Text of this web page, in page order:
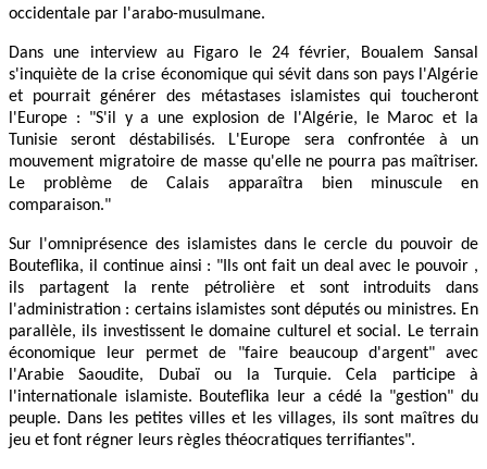
occidentale par l'arabo-musulmane.
Dans une interview au Figaro le 24 février, Boualem Sansal
s'inquiète de la crise économique qui sévit dans son pays l'Algérie
et pourrait générer des métastases islamistes qui toucheront
l'Europe : "S'il y a une explosion de l'Algérie, le Maroc et la
Tunisie seront déstabilisés. L'Europe sera confrontée à un
mouvement migratoire de masse qu'elle ne pourra pas maîtriser.
Le problème de Calais apparaîtra bien minuscule en
comparaison."
Sur l'omniprésence des islamistes dans le cercle du pouvoir de
Bouteflika, il continue ainsi : "Ils ont fait un deal avec le pouvoir ,
ils partagent la rente pétrolière et sont introduits dans
l'administration : certains islamistes sont députés ou ministres. En
parallèle, ils investissent le domaine culturel et social. Le terrain
économique leur permet de "faire beaucoup d'argent" avec
l'Arabie Saoudite, Dubaï ou la Turquie. Cela participe à
l'internationale islamiste. Bouteflika leur a cédé la "gestion" du
peuple. Dans les petites villes et les villages, ils sont maîtres du
jeu et font régner leurs règles théocratiques terrifiantes".